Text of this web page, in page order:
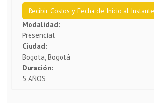
Recibir Costos y Fecha de Inicio al Instante
Modalidad:
Presencial
Ciudad:
Bogota, Bogotá
Duración:
5 AÑOS